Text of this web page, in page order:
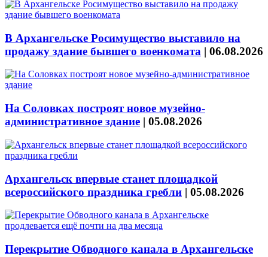
В Архангельске Росимущество выставило на
продажу здание бывшего военкомата | 06.08.2026
На Соловках построят новое музейно-
административное здание | 05.08.2026
Архангельск впервые станет площадкой
всероссийского праздника гребли | 05.08.2026
Перекрытие Обводного канала в Архангельске